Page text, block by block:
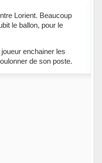
Lorient. Beaucoup
le ballon, pour le
enchainer les
de son poste.